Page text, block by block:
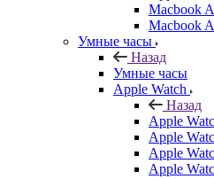
Macbook
Macbook
Умные часы
Назад
Умные часы
Apple Watch
Назад
Apple
Apple
Apple
Apple